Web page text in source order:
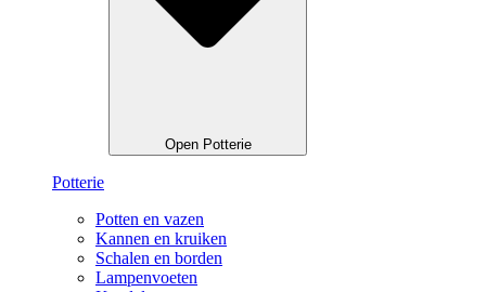
Open Potterie
Potterie
Potten en vazen
Kannen en kruiken
Schalen en borden
Lampenvoeten